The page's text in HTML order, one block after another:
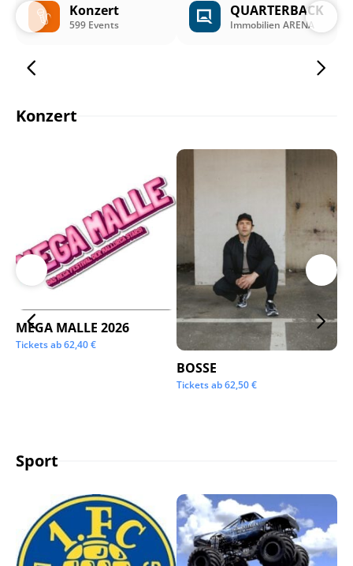
Konzert
599 Events
QUARTERBACK
Immobilien ARENA
Konzert
MEGA MALLE 2026
Tickets ab62,40€
BOSSE
Tickets ab62,50€
Sport